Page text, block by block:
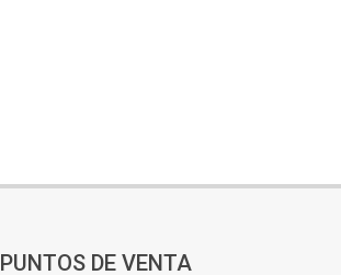
PUNTOS DE VENTA